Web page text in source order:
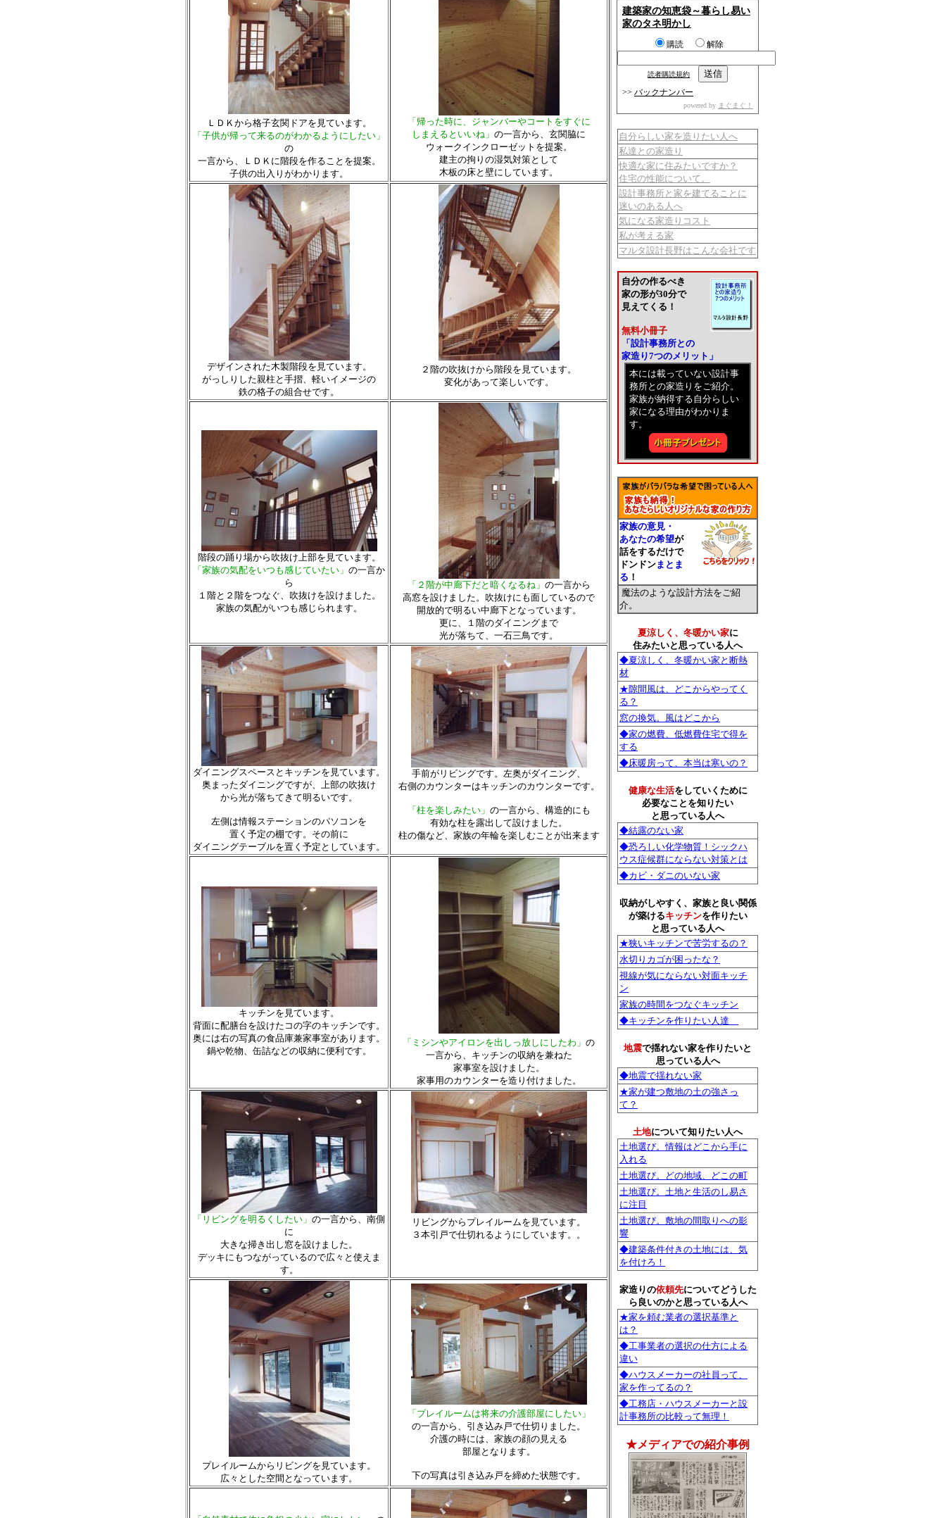
ＬＤＫから格子玄関ドアを見ています。
「子供が帰って来るのがわかるようにしたい」
の
一言から、ＬＤＫに階段を作ることを提案。
子供の出入りがわかります。
「帰った時に、ジャンバーやコートをすぐに
しまえるといいね」 の一言から、玄関脇に
ウォークインクローゼットを提案。
建主の拘りの湿気対策として
木板の床と壁にしています。
デザインされた木製階段を見ています。
がっしりした親柱と手摺、軽いイメージの
鉄の格子の組合せです。
２階の吹抜けから階段を見ています。
変化があって楽しいです。
階段の踊り場から吹抜け上部を見ています。
「家族の気配をいつも感じていたい」 の一言か
ら
１階と２階をつなぐ、吹抜けを設けました。
家族の気配がいつも感じられます。
「２階が中廊下だと暗くなるね」 の一言から
高窓を設けました。吹抜けにも面しているので
開放的で明るい中廊下となっています。
更に、１階のダイニングまで
光が落ちて、一石三鳥です。
ダイニングスペースとキッチンを見ています。
奥まったダイニングですが、上部の吹抜け
から光が落ちてきて明るいです。
左側は情報ステーションのパソコンを
置く予定の棚です。その前に
ダイニングテーブルを置く予定としています。
手前がリビングです。左奥がダイニング、
右側のカウンターはキッチンのカウンターです。
「柱を楽しみたい」 の一言から、構造的にも
有効な柱を露出して設けました。
柱の傷など、家族の年輪を楽しむことが出来ます
キッチンを見ています。
背面に配膳台を設けたコの字のキッチンです。
奥には右の写真の食品庫兼家事室があります。
鍋や乾物、缶詰などの収納に便利です。
「ミシンやアイロンを出しっ放しにしたわ」 の
一言から、キッチンの収納を兼ねた
家事室を設けました。
家事用のカウンターを造り付けました。
「リビングを明るくしたい」 の一言から、南側
に
大きな掃き出し窓を設けました。
デッキにもつながっているので広々と使えま
す。
リビングからプレイルームを見ています。
３本引戸で仕切れるようにしています。。
プレイルームからリビングを見ています。
広々とした空間となっています。
「プレイルームは将来の介護部屋にしたい」
の一言から、引き込み戸で仕切りました。
介護の時には、家族の顔の見える
部屋となります。
下の写真は引き込み戸を締めた状態です。
建築家の知恵袋～暮らし易い
家のタネ明かし
購読 解除
読者購読規約
>> バックナンバー
powered by まぐまぐ！
自分らしい家を造りたい人へ
私達との家造り
快適な家に住みたいですか？
住宅の性能について。
設計事務所と家を建てることに
迷いのある人へ
気になる家造りコスト
私が考える家
マルタ設計長野はこんな会社です
自分の作るべき
家の形が30分で
見えてくる！
無料小冊子
「設計事務所との
家造り7つのメリット」
本には載っていない設計事
務所との家造りをご紹介。
家族が納得する自分らしい
家になる理由がわかりま
す。
家族の意見・
あなたの希望が
話をするだけで
ドンドンまとま
る ！
魔法のような設計方法をご紹
介。
夏涼しく、冬暖かい家に
住みたいと思っている人へ
◆夏涼しく、冬暖かい家と断熱
材
★隙間風は、どこからやってく
る？
窓の換気。風はどこから
◆家の燃費、低燃費住宅で得を
する
◆床暖房って、本当は寒いの？
健康な生活をしていくために
必要なことを知りたい
と思っている人へ
◆結露のない家
◆恐ろしい化学物質！シックハ
ウス症候群にならない対策とは
◆カビ・ダニのいない家
収納がしやすく、家族と良い関係
が築けるキッチンを作りたい
と思っている人へ
★狭いキッチンで苦労するの？
水切りカゴが困ったな？
視線が気にならない対面キッチ
ン
家族の時間をつなぐキッチン
◆キッチンを作りたい人達
地震で揺れない家を作りたいと
思っている人へ
◆地震で揺れない家
★家が建つ敷地の土の強さっ
て？
土地について知りたい人へ
土地選び。情報はどこから手に
入れる
土地選び。どの地域、どこの町
土地選び。土地と生活のし易さ
に注目
土地選び。敷地の間取りへの影
響
◆建築条件付きの土地には、気
を付けろ！
家造りの依頼先についてどうした
ら良いのかと思っている人へ
★家を頼む業者の選択基準と
は？
◆工事業者の選択の仕方による
違い
◆ハウスメーカーの社員って、
家を作ってるの？
◆工務店・ハウスメーカーと設
計事務所の比較って無理！
★メディアでの紹介事例